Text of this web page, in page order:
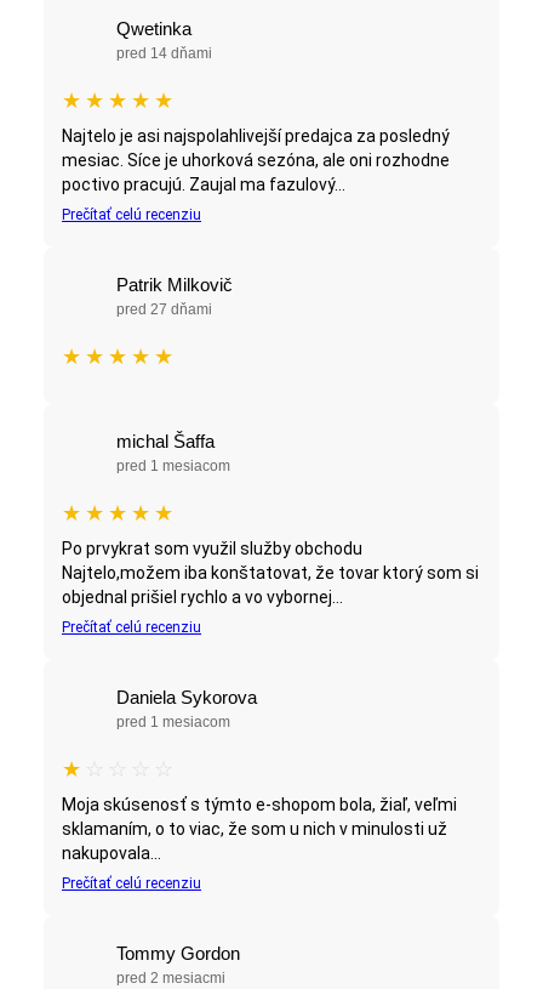
Qwetinka
pred 14 dňami
★ ★ ★ ★ ★
Najtelo je asi najspolahlivejší predajca za posledný
mesiac. Síce je uhorková sezóna, ale oni rozhodne
poctivo pracujú. Zaujal ma fazulový...
Prečítať celú recenziu
Patrik Milkovič
pred 27 dňami
★ ★ ★ ★ ★
michal Šaffa
pred 1 mesiacom
★ ★ ★ ★ ★
Po prvykrat som využil služby obchodu
Najtelo,možem iba konštatovat, že tovar ktorý som si
objednal prišiel rychlo a vo vybornej...
Prečítať celú recenziu
Daniela Sykorova
pred 1 mesiacom
★ ☆ ☆ ☆ ☆
Moja skúsenosť s týmto e-shopom bola, žiaľ, veľmi
sklamaním, o to viac, že som u nich v minulosti už
nakupovala...
Prečítať celú recenziu
Tommy Gordon
pred 2 mesiacmi